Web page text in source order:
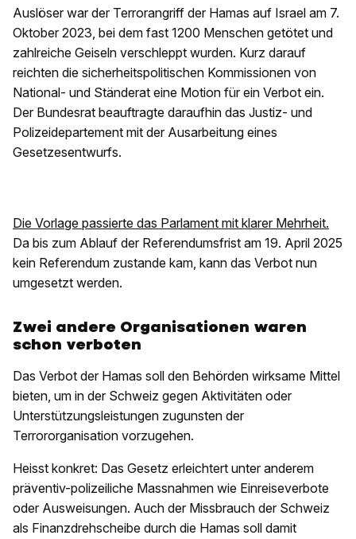
Auslöser war der Terrorangriff der Hamas auf Israel am 7.
Oktober 2023, bei dem fast 1200 Menschen getötet und
zahlreiche Geiseln verschleppt wurden. Kurz darauf
reichten die sicherheitspolitischen Kommissionen von
National- und Ständerat eine Motion für ein Verbot ein.
Der Bundesrat beauftragte daraufhin das Justiz- und
Polizeidepartement mit der Ausarbeitung eines
Gesetzesentwurfs.
Die Vorlage passierte das Parlament mit klarer Mehrheit.
Da bis zum Ablauf der Referendumsfrist am 19. April 2025
kein Referendum zustande kam, kann das Verbot nun
umgesetzt werden.
Zwei andere Organisationen waren
schon verboten
Das Verbot der Hamas soll den Behörden wirksame Mittel
bieten, um in der Schweiz gegen Aktivitäten oder
Unterstützungsleistungen zugunsten der
Terrororganisation vorzugehen.
Heisst konkret: Das Gesetz erleichtert unter anderem
präventiv-polizeiliche Massnahmen wie Einreiseverbote
oder Ausweisungen. Auch der Missbrauch der Schweiz
als Finanzdrehscheibe durch die Hamas soll damit